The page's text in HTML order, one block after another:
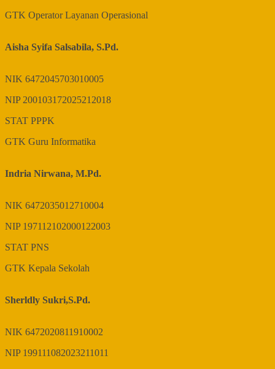
GTK Operator Layanan Operasional
Aisha Syifa Salsabila, S.Pd.
NIK 6472045703010005
NIP 200103172025212018
STAT PPPK
GTK Guru Informatika
Indria Nirwana, M.Pd.
NIK 6472035012710004
NIP 197112102000122003
STAT PNS
GTK Kepala Sekolah
Sherldly Sukri,S.Pd.
NIK 6472020811910002
NIP 199111082023211011